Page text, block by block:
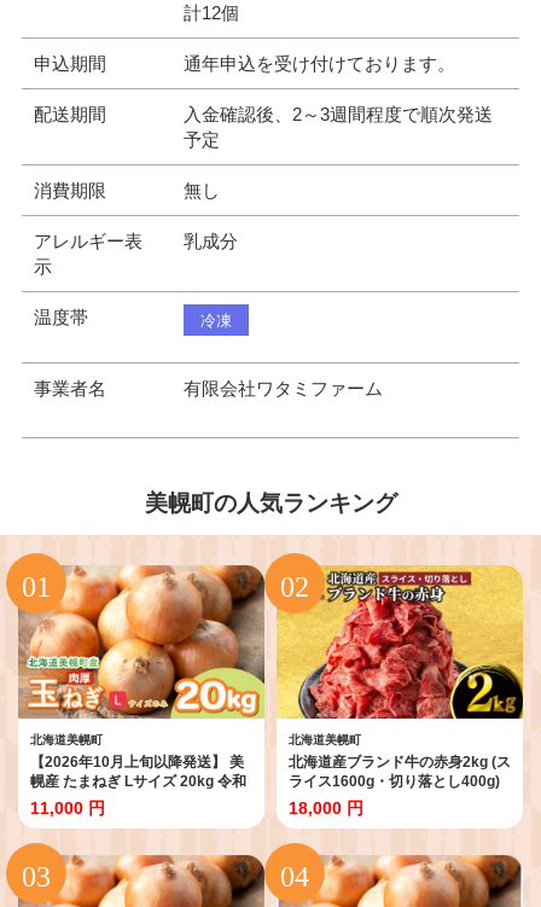
計12個
申込期間 通年申込を受け付けております。
配送期間
入金確認後、2～3週間程度で順次発送
予定
消費期限 無し
アレルギー表
示
乳成分
温度帯 冷凍
事業者名 有限会社ワタミファーム
美幌町の人気ランキング
北海道美幌町
【2026年10月上旬以降発送】 美
幌産 たまねぎ Lサイズ 20kg 令和
8年度産 / タマネギ 玉ねぎ 玉ネギ
玉葱 オニオン スライス サラダ 野
菜 スープ 肉じゃが 煮物 ハンバー
グ すりおろし 甘い カレー BBQ
バーベキュー 新鮮 旬 国産 訳あり
北海道 美幌町 先行予約 送料無料
11,000 円
北海道美幌町
北海道産ブランド牛の赤身2kg (ス
ライス1600g・切り落とし400g)
ふるさと納税 人気 おすすめ ラン
キング 牛肉 牛 肉 赤身肉 牛赤身肉
切り落とし すき焼き しゃぶしゃ
ぶ 牛丼 カレー シチュー 北海道 美
幌町 【配送不可地域：離島】
18,000 円